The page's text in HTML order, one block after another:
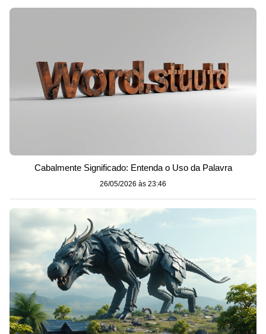
Cabalmente Significado: Entenda o Uso da Palavra
26/05/2026 às 23:46